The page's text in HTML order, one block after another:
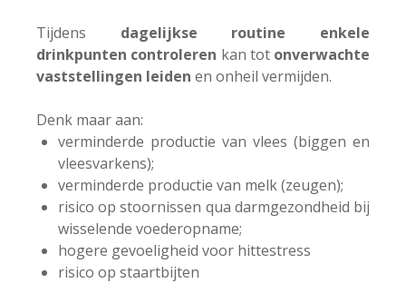
Tijdens dagelijkse routine
enkele
drinkpunten controleren kan tot onverwachte
vaststellingen leiden en onheil vermijden.
Denk maar aan:
verminderde productie van vlees (biggen en
vleesvarkens);
verminderde productie van melk (zeugen);
risico op stoornissen qua darmgezondheid bij
wisselende voederopname;
hogere gevoeligheid voor hittestress
risico op staartbijten